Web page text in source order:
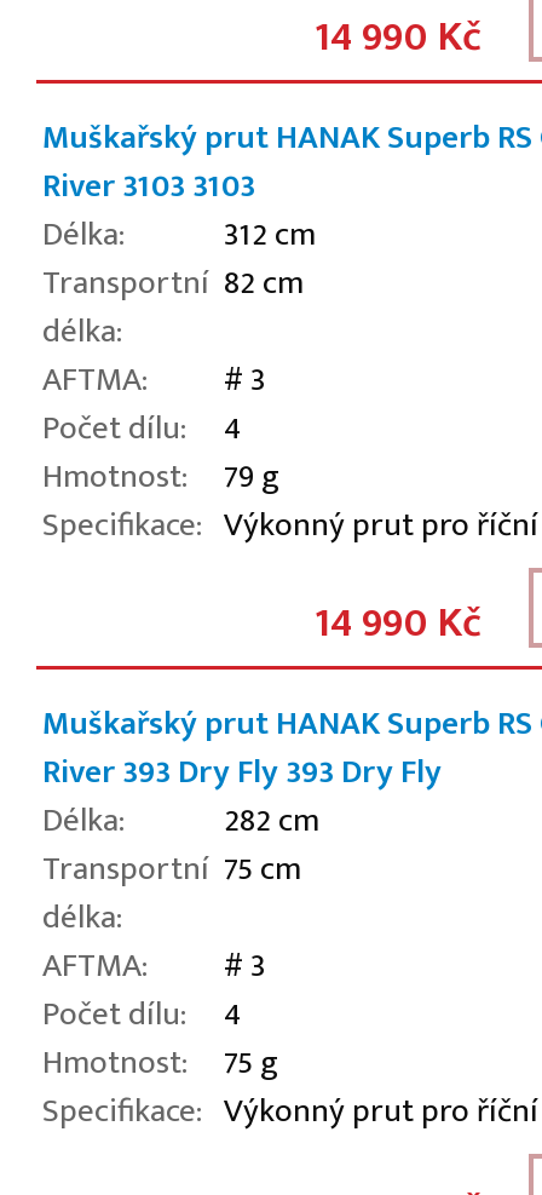
14 990 Kč
Muškařský prut HANAK Superb
River 31033103
Délka:
312 cm
Transportní
délka:
82 cm
AFTMA:
# 3
Počet dílu:
4
Hmotnost:
79 g
Specifikace: Výkonný prut pro
14 990 Kč
Muškařský prut HANAK Superb
River 393 Dry Fly393 Dry Fly
Délka:
282 cm
Transportní
délka:
75 cm
AFTMA:
# 3
Počet dílu:
4
Hmotnost:
75 g
Specifikace: Výkonný prut pro